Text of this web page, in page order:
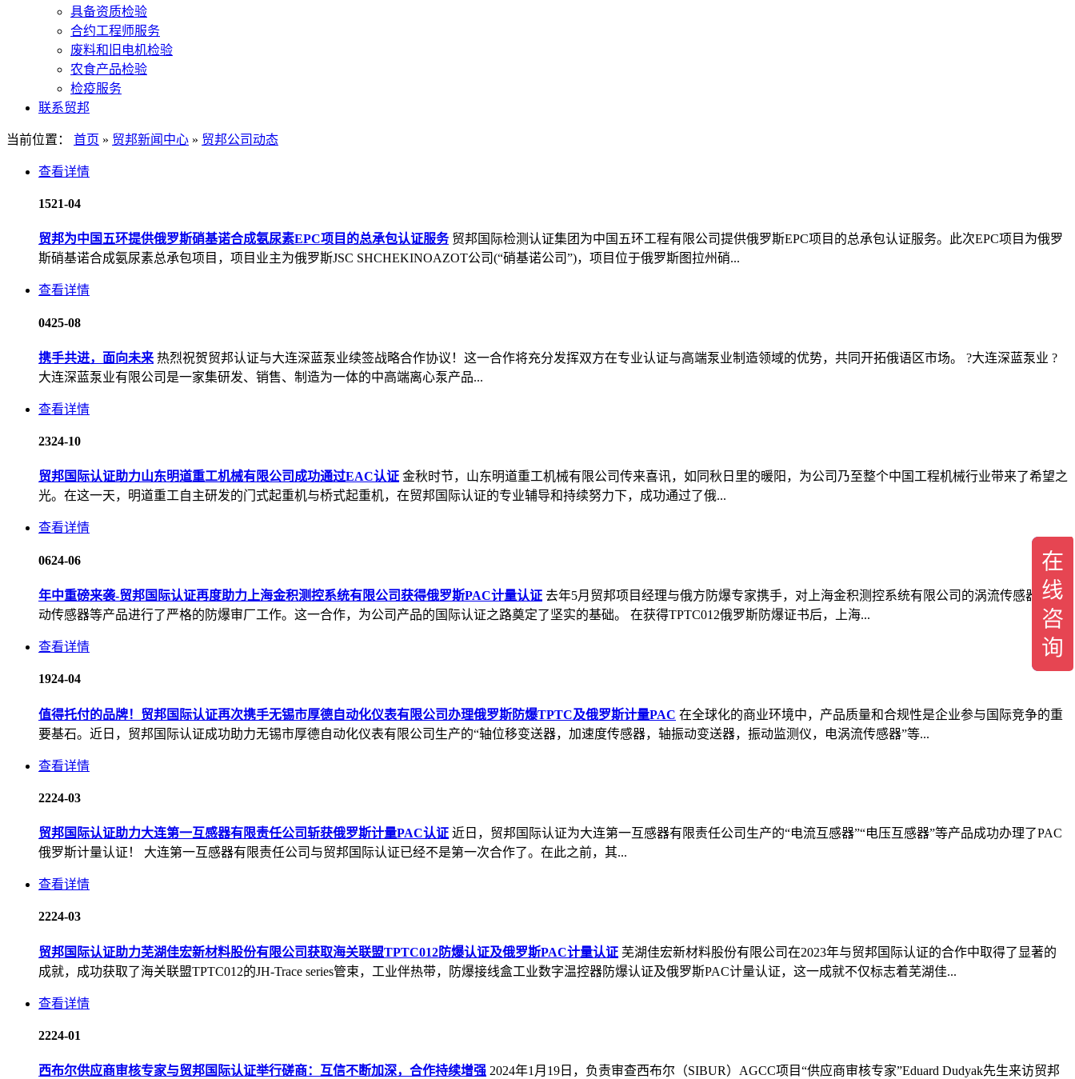
具备资质检验
合约工程师服务
废料和旧电机检验
农食产品检验
检疫服务
联系贸邦
当前位置： 首页 » 贸邦新闻中心 » 贸邦公司动态
查看详情
1521-04
贸邦为中国五环提供俄罗斯硝基诺合成氨尿素EPC项目的总承包认证服务 贸邦国际检测认证集团为中国五环工程有限公司提供俄罗斯EPC项目的总承包认证服务。此次EPC项目为俄罗
斯硝基诺合成氨尿素总承包项目，项目业主为俄罗斯JSC SHCHEKINOAZOT公司(“硝基诺公司”)，项目位于俄罗斯图拉州硝...
查看详情
0425-08
携手共进，面向未来 热烈祝贺贸邦认证与大连深蓝泵业续签战略合作协议！这一合作将充分发挥双方在专业认证与高端泵业制造领域的优势，共同开拓俄语区市场。 ?大连深蓝泵业 ?
大连深蓝泵业有限公司是一家集研发、销售、制造为一体的中高端离心泵产品...
查看详情
2324-10
贸邦国际认证助力山东明道重工机械有限公司成功通过EAC认证 金秋时节，山东明道重工机械有限公司传来喜讯，如同秋日里的暖阳，为公司乃至整个中国工程机械行业带来了希望之
光。在这一天，明道重工自主研发的门式起重机与桥式起重机，在贸邦国际认证的专业辅导和持续努力下，成功通过了俄...
查看详情
0624-06
年中重磅来袭-贸邦国际认证再度助力上海金积测控系统有限公司获得俄罗斯PAC计量认证 去年5月贸邦项目经理与俄方防爆专家携手，对上海金积测控系统有限公司的涡流传感器和振
动传感器等产品进行了严格的防爆审厂工作。这一合作，为公司产品的国际认证之路奠定了坚实的基础。 在获得TPTC012俄罗斯防爆证书后，上海...
查看详情
1924-04
值得托付的品牌！贸邦国际认证再次携手无锡市厚德自动化仪表有限公司办理俄罗斯防爆TPTC及俄罗斯计量PAC 在全球化的商业环境中，产品质量和合规性是企业参与国际竞争的重
要基石。近日，贸邦国际认证成功助力无锡市厚德自动化仪表有限公司生产的“轴位移变送器，加速度传感器，轴振动变送器，振动监测仪，电涡流传感器”等...
查看详情
2224-03
贸邦国际认证助力大连第一互感器有限责任公司斩获俄罗斯计量PAC认证 近日，贸邦国际认证为大连第一互感器有限责任公司生产的“电流互感器”“电压互感器”等产品成功办理了PAC
俄罗斯计量认证！ 大连第一互感器有限责任公司与贸邦国际认证已经不是第一次合作了。在此之前，其...
查看详情
2224-03
贸邦国际认证助力芜湖佳宏新材料股份有限公司获取海关联盟TPTC012防爆认证及俄罗斯PAC计量认证 芜湖佳宏新材料股份有限公司在2023年与贸邦国际认证的合作中取得了显著的
成就，成功获取了海关联盟TPTC012的JH-Trace series管束，工业伴热带，防爆接线盒工业数字温控器防爆认证及俄罗斯PAC计量认证，这一成就不仅标志着芜湖佳...
查看详情
2224-01
西布尔供应商审核专家与贸邦国际认证举行磋商：互信不断加深，合作持续增强 2024年1月19日，负责审查西布尔（SIBUR）AGCC项目“供应商审核专家”Eduard Dudyak先生来访贸邦